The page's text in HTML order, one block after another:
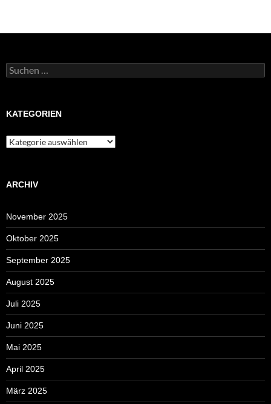
Suchen
nach:
KATEGORIEN
Kategorien
ARCHIV
November 2025
Oktober 2025
September 2025
August 2025
Juli 2025
Juni 2025
Mai 2025
April 2025
März 2025